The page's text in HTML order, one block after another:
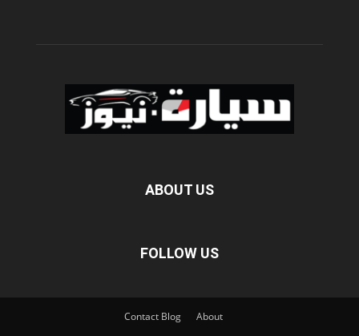
ABOUT US
FOLLOW US
About
Blog
Contact